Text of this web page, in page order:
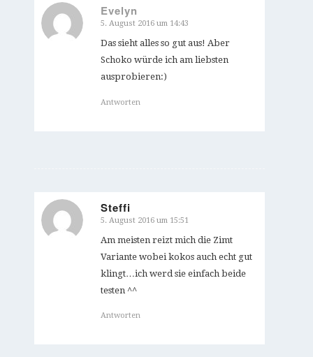
Evelyn
sagte:
5. August 2016 um 14:43
Das sieht alles so gut aus! Aber
Schoko würde ich am liebsten
ausprobieren:)
Antworten
Steffi
sagte:
5. August 2016 um 15:51
Am meisten reizt mich die Zimt
Variante wobei kokos auch echt gut
klingt…ich werd sie einfach beide
testen ^^
Antworten